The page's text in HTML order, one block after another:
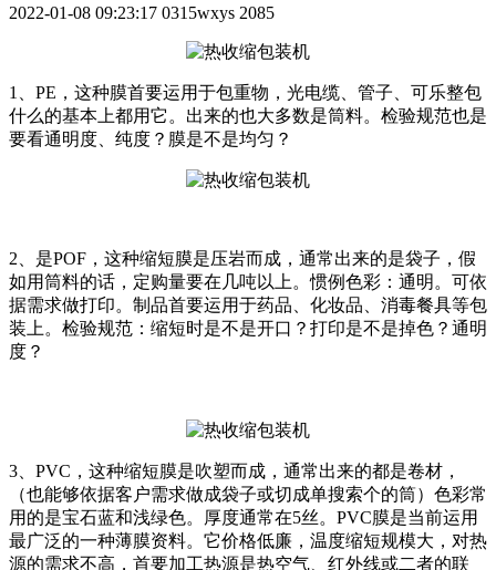
2022-01-08 09:23:17 0315wxys 2085
1、PE，这种膜首要运用于包重物，光电缆、管子、可乐整包
什么的基本上都用它。出来的也大多数是筒料。检验规范也是
要看通明度、纯度？膜是不是均匀？
2、是POF，这种缩短膜是压岩而成，通常出来的是袋子，假
如用筒料的话，定购量要在几吨以上。惯例色彩：通明。可依
据需求做打印。制品首要运用于药品、化妆品、消毒餐具等包
装上。检验规范：缩短时是不是开口？打印是不是掉色？通明
度？
3、PVC，这种缩短膜是吹塑而成，通常出来的都是卷材，
（也能够依据客户需求做成袋子或切成单搜索个的筒）色彩常
用的是宝石蓝和浅绿色。厚度通常在5丝。PVC膜是当前运用
最广泛的一种薄膜资料。它价格低廉，温度缩短规模大，对热
源的需求不高，首要加工热源是热空气、红外线或二者的联